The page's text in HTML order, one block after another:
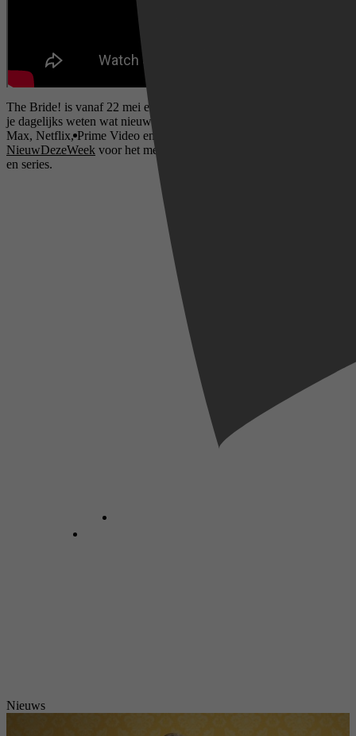
The Bride! is vanaf 22 mei exclusief te streamen op HBO Max.
je dagelijks weten wat nieuw is op streamingdiensten zoals HBO
Max, Netflix, Prime Video en Disney+? Check dan dagelijks
NieuwDezeWeek voor het meest actuele overzicht van nieuwe films
en series.
Nieuws